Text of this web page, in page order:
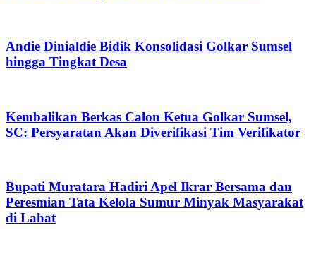
Andie Dinialdie Bidik Konsolidasi Golkar Sumsel
hingga Tingkat Desa
Kembalikan Berkas Calon Ketua Golkar Sumsel,
SC: Persyaratan Akan Diverifikasi Tim Verifikator
Bupati Muratara Hadiri Apel Ikrar Bersama dan
Peresmian Tata Kelola Sumur Minyak Masyarakat
di Lahat